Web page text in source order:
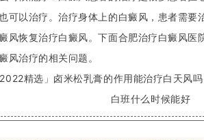
可以治疗。治疗身体上的白癜风，患者需要
风恢复治疗白癜风。下面合肥治疗白癜风医
风治疗的相关问题。